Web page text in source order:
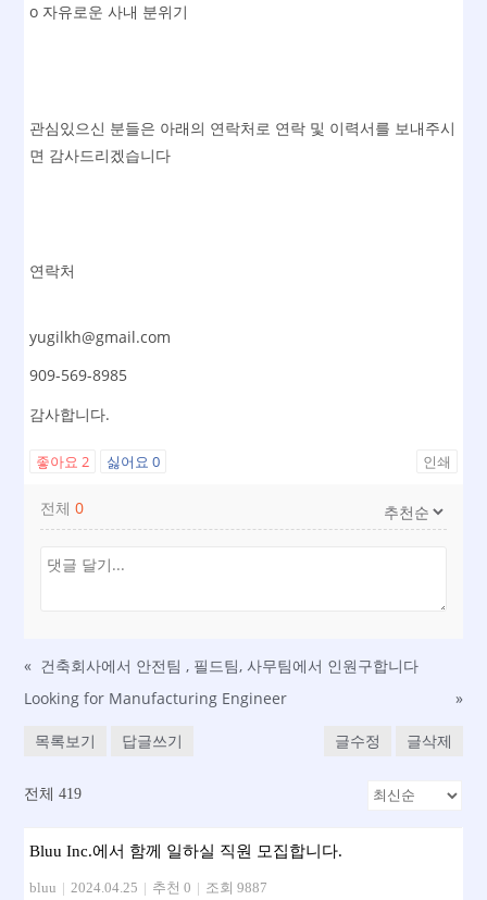
o 자유로운 사내 분위기
관심있으신 분들은 아래의 연락처로 연락 및 이력서를 보내주시
면 감사드리겠습니다
연락처
yugilkh@gmail.com
909-569-8985
감사합니다.
좋아요2 싫어요0 인쇄
전체0
« 건축회사에서 안전팀 , 필드팀, 사무팀에서 인원구합니다
Looking for Manufacturing Engineer
»
목록보기 답글쓰기 글수정 글삭제
전체 419
Bluu Inc.에서 함께 일하실 직원 모집합니다.
bluu | 2024.04.25 | 추천 0 | 조회 9887